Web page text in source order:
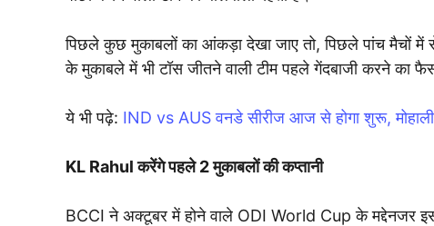
पिछले कुछ मुकाबलों का आंकड़ा देखा जाए तो, पिछले पांच मैचों
के मुकाबले में भी टॉस जीतने वाली टीम पहले गेंदबाजी करने का
ये भी पढ़े: IND vs AUS वनडे सीरीज आज से होगा शुरू,
KL Rahul करेंगे पहले 2 मुकाबलों की कप्तानी
BCCI ने अक्टूबर में होने वाले ODI World Cup के मद्देनजर